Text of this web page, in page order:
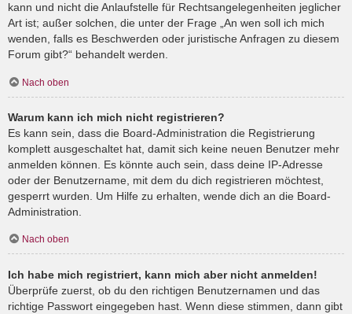
kann und nicht die Anlaufstelle für Rechtsangelegenheiten jeglicher
Art ist; außer solchen, die unter der Frage „An wen soll ich mich
wenden, falls es Beschwerden oder juristische Anfragen zu diesem
Forum gibt?“ behandelt werden.
Nach oben
Warum kann ich mich nicht registrieren?
Es kann sein, dass die Board-Administration die Registrierung
komplett ausgeschaltet hat, damit sich keine neuen Benutzer mehr
anmelden können. Es könnte auch sein, dass deine IP-Adresse
oder der Benutzername, mit dem du dich registrieren möchtest,
gesperrt wurden. Um Hilfe zu erhalten, wende dich an die Board-
Administration.
Nach oben
Ich habe mich registriert, kann mich aber nicht anmelden!
Überprüfe zuerst, ob du den richtigen Benutzernamen und das
richtige Passwort eingegeben hast. Wenn diese stimmen, dann gibt